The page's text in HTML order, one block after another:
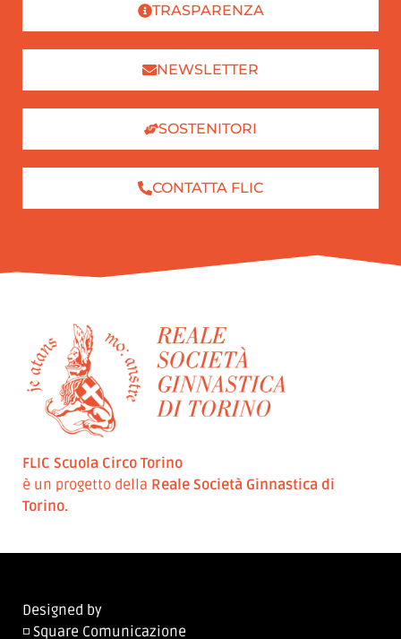
TRASPARENZA
NEWSLETTER
SOSTENITORI
CONTATTA FLIC
FLIC Scuola Circo Torino
è un progetto della Reale Società Ginnastica di
Torino.
Designed by
◽ Square Comunicazione